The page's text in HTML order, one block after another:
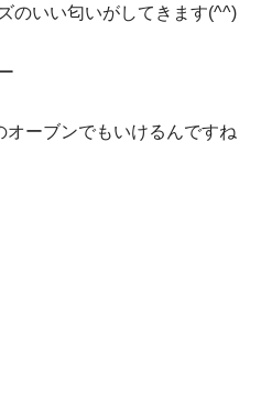
のいい匂いがしてきます(^^)
ーブンでもいけるんですね